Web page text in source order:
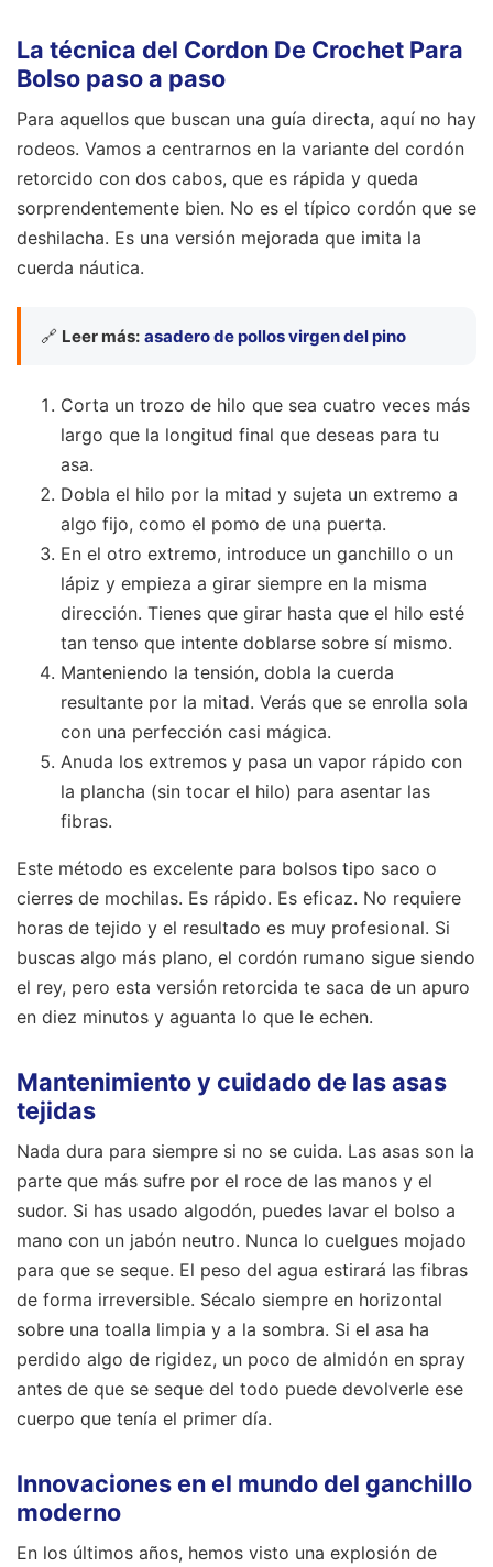
La técnica del Cordon De Crochet Para
Bolso paso a paso
Para aquellos que buscan una guía directa, aquí no hay
rodeos. Vamos a centrarnos en la variante del cordón
retorcido con dos cabos, que es rápida y queda
sorprendentemente bien. No es el típico cordón que se
deshilacha. Es una versión mejorada que imita la
cuerda náutica.
🔗 Leer más: asadero de pollos virgen del pino
Corta un trozo de hilo que sea cuatro veces más
largo que la longitud final que deseas para tu
asa.
Dobla el hilo por la mitad y sujeta un extremo a
algo fijo, como el pomo de una puerta.
En el otro extremo, introduce un ganchillo o un
lápiz y empieza a girar siempre en la misma
dirección. Tienes que girar hasta que el hilo esté
tan tenso que intente doblarse sobre sí mismo.
Manteniendo la tensión, dobla la cuerda
resultante por la mitad. Verás que se enrolla sola
con una perfección casi mágica.
Anuda los extremos y pasa un vapor rápido con
la plancha (sin tocar el hilo) para asentar las
fibras.
Este método es excelente para bolsos tipo saco o
cierres de mochilas. Es rápido. Es eficaz. No requiere
horas de tejido y el resultado es muy profesional. Si
buscas algo más plano, el cordón rumano sigue siendo
el rey, pero esta versión retorcida te saca de un apuro
en diez minutos y aguanta lo que le echen.
Mantenimiento y cuidado de las asas
tejidas
Nada dura para siempre si no se cuida. Las asas son la
parte que más sufre por el roce de las manos y el
sudor. Si has usado algodón, puedes lavar el bolso a
mano con un jabón neutro. Nunca lo cuelgues mojado
para que se seque. El peso del agua estirará las fibras
de forma irreversible. Sécalo siempre en horizontal
sobre una toalla limpia y a la sombra. Si el asa ha
perdido algo de rigidez, un poco de almidón en spray
antes de que se seque del todo puede devolverle ese
cuerpo que tenía el primer día.
Innovaciones en el mundo del ganchillo
moderno
En los últimos años, hemos visto una explosión de